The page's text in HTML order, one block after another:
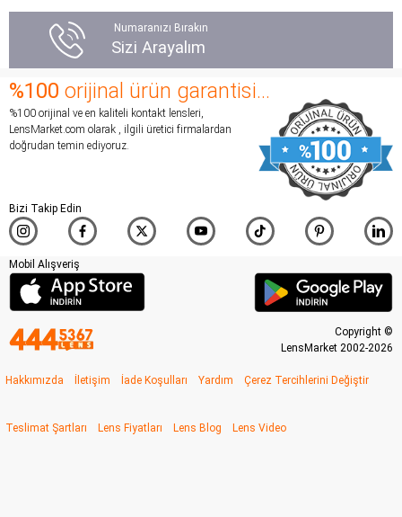
Numaranızı Bırakın
Sizi Arayalım
%100 orijinal ürün garantisi...
%100 orijinal ve en kaliteli kontakt lensleri,
LensMarket.com olarak , ilgili üretici firmalardan
doğrudan temin ediyoruz.
Bizi Takip Edin
Mobil Alışveriş
Copyright ©
LensMarket 2002-2026
Hakkımızda İletişim İade Koşulları Yardım Çerez Tercihlerini Değiştir
Teslimat Şartları Lens Fiyatları Lens Blog Lens Video